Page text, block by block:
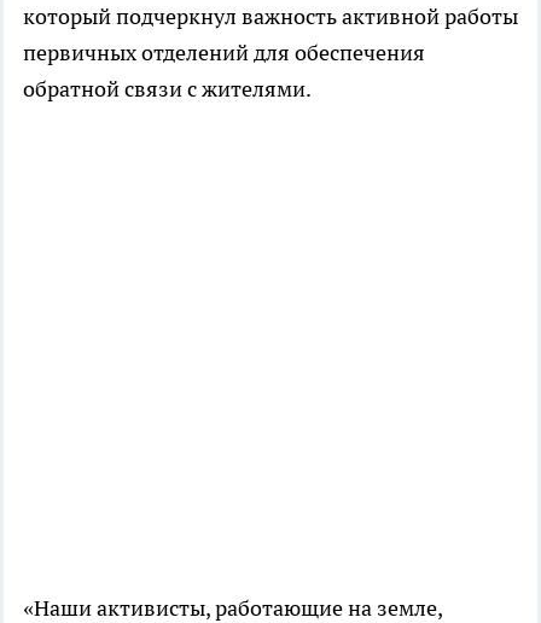
который подчеркнул важность активной работы
первичных отделений для обеспечения
обратной связи с жителями.
«Наши активисты, работающие на земле,